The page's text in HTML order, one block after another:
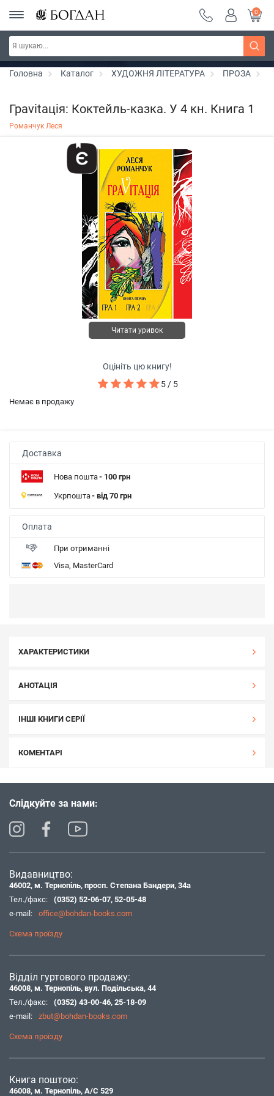
РОЗПРОДАЖ ~ 150 грн ~ 200 грн ~ 250 грн ~
300 грн ~ РОЗПРОДАЖ
Дізнатись більше
0
Головна Каталог ХУДОЖНЯ ЛІТЕРАТУРА ПРОЗА
Граvіtація: Коктейль-казка. У 4 кн. Книга 1
Романчук Леся
Читати уривок
Оцініть цю книгу!
5 / 5
Немає в продажу
Доставка
Нова пошта- 100 грн
Укрпошта- від 70 грн
Оплата
При отриманні
Visa, MasterCard
ХАРАКТЕРИСТИКИ
АНОТАЦІЯ
ІНШІ КНИГИ СЕРІЇ
КОМЕНТАРІ
Слідкуйте за нами:
Видавництво:
46002, м. Тернопіль, просп. Степана Бандери, 34а
Тел./факс:
(0352) 52-06-07, 52-05-48
e-mail:
office@bohdan-books.com
Схема проїзду
Відділ гуртового продажу:
46008, м. Тернопіль, вул. Подільська, 44
Тел./факс:
(0352) 43-00-46, 25-18-09
e-mail:
zbut@bohdan-books.com
Схема проїзду
Книга поштою:
46008, м. Тернопіль, А/С 529